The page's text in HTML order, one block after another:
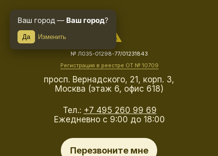
Тел.: +7 495 260 99 69
Ежедневно с 9:00 до 18:00
Перезвоните мне
просп. Вернадского, 21, корп. 3,
Москва (этаж 6, офис 618)
№ Л035-01298-77/01231843
Регистрация в реестре ОТ № 10709
Ваш город — Ваш город?
Да Изменить